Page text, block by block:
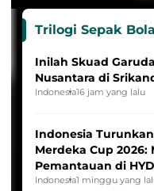
Trilogi Sepak
Inilah Skuad
Nusantara di
Indonesia16 jam yang lalu
Indonesia
Merdeka Cup 2026:
Pemantauan di
League
Indonesia1 minggu yang